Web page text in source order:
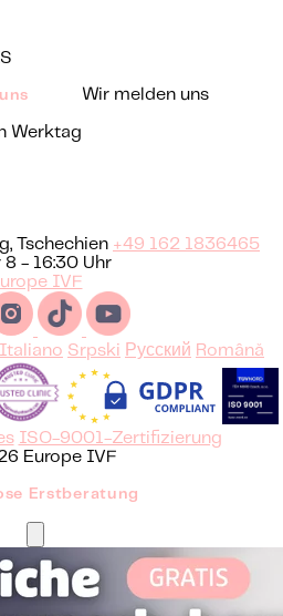
Wir melden uns
Werktag
Tschechien +49 162 1836465
8 - 16:30 Uhr
IVF
Italiano Srpski Русский Română
ISO-9001-Zertifizierung
Europe IVF
Erstberatung